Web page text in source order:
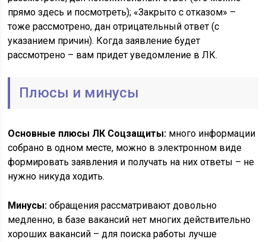
прямо здесь и посмотреть); «Закрыто с отказом» –
тоже рассмотрено, дан отрицательный ответ (с
указанием причин). Когда заявление будет
рассмотрено – вам придет уведомление в ЛК.
Плюсы и минусы
Основные плюсы ЛК Соцзащиты: много информации
собрано в одном месте, можно в электронном виде
формировать заявления и получать на них ответы – не
нужно никуда ходить.
Минусы: обращения рассматривают довольно
медленно, в базе вакансий нет многих действительно
хороших вакансий – для поиска работы лучше